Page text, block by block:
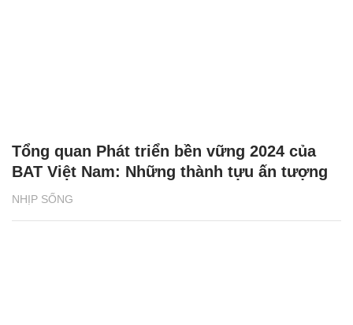
NHỊP SỐNG
Tổng quan Phát triển bền vững 2024 của
BAT Việt Nam: Những thành tựu ấn tượng